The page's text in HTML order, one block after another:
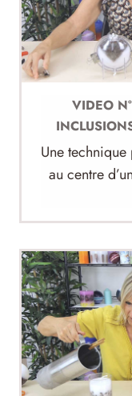
VIDEO
Une
au centre